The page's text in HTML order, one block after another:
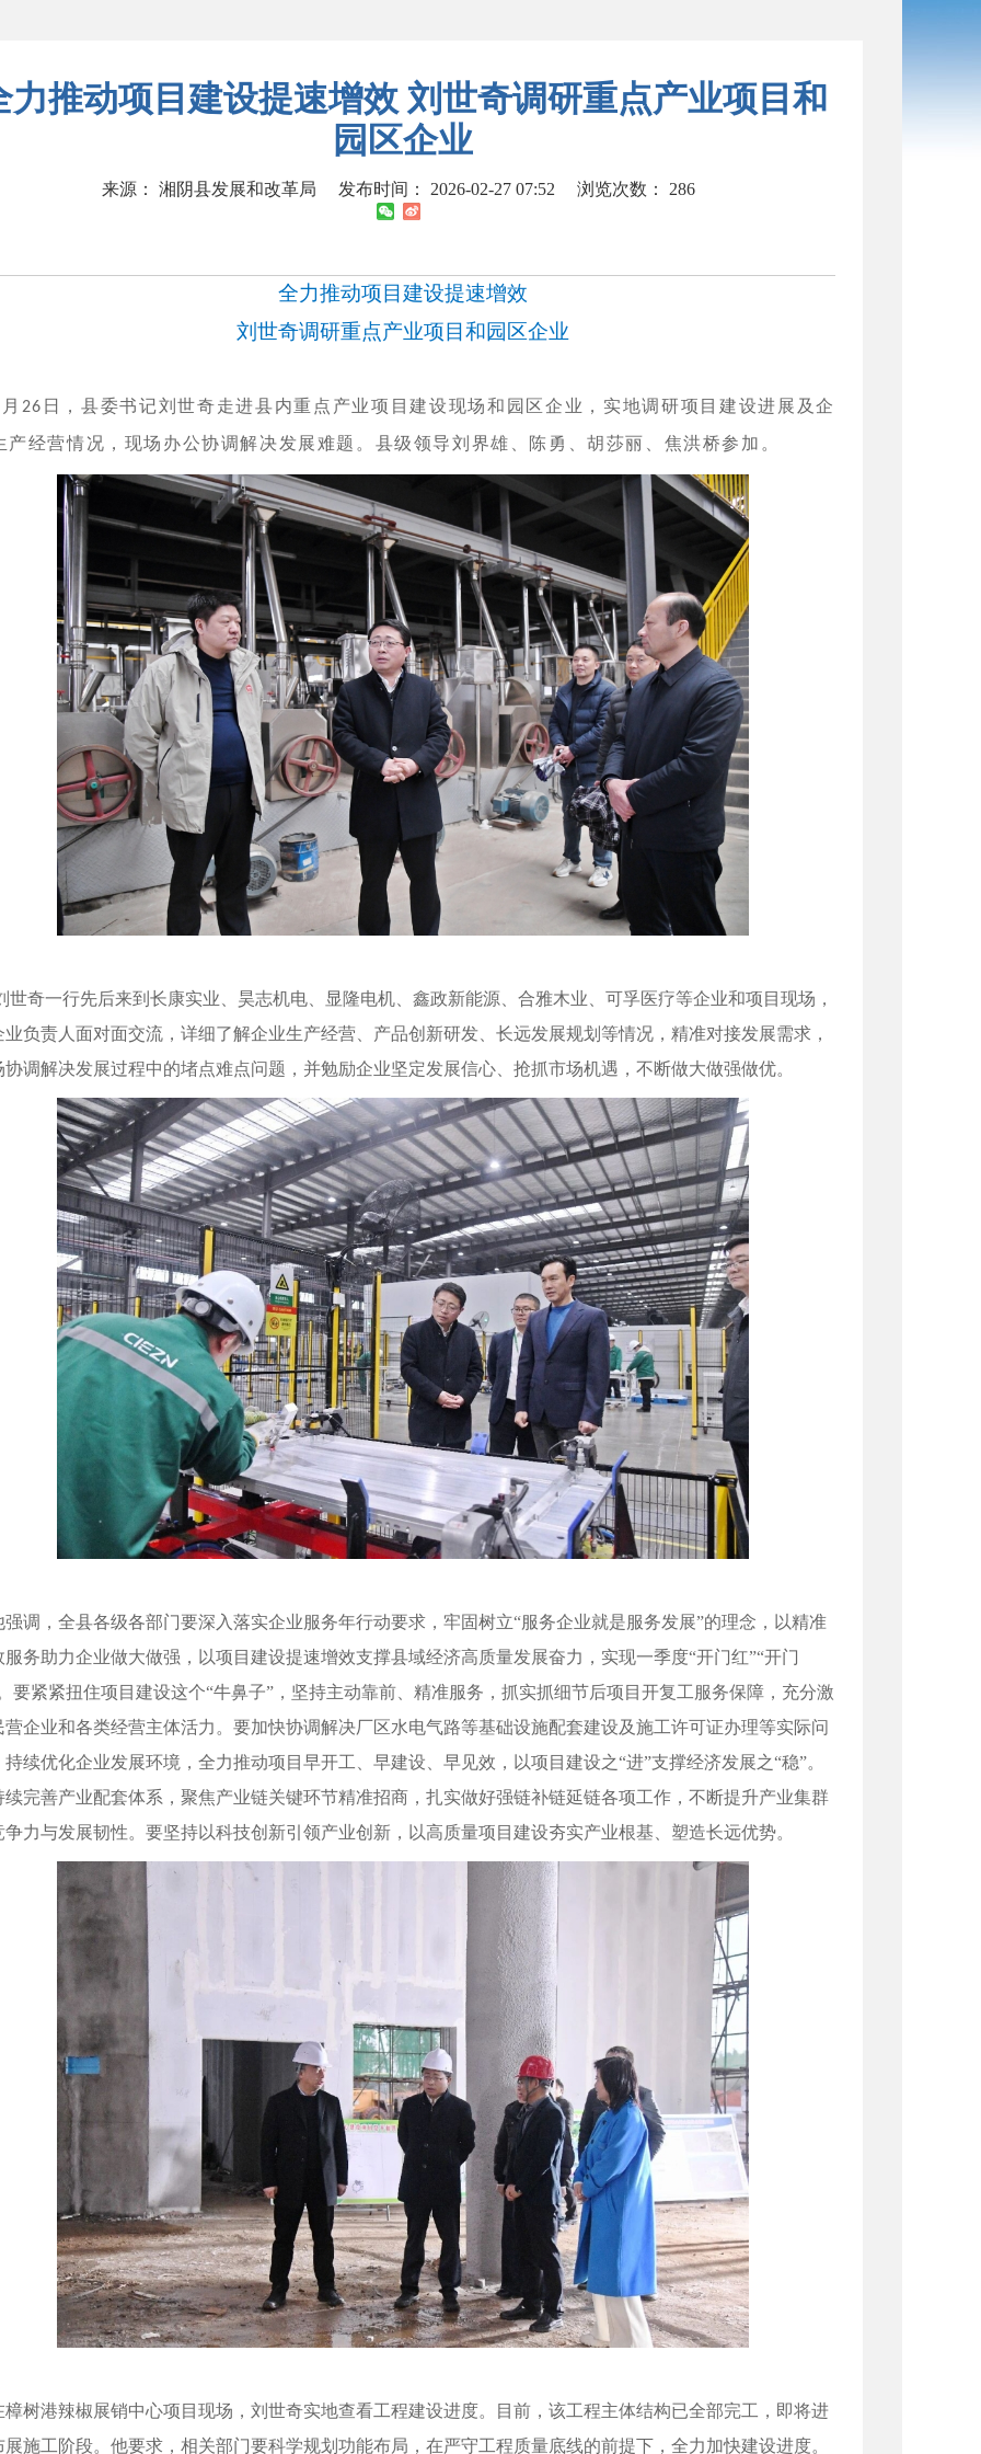
力推动项目建设提速增效 刘世奇调研重点产业项目和
园区企业
来源： 湘阴县发展和改革局 发布时间： 2026-02-27 07:52 浏览次数： 286
全力推动项目建设提速增效
刘世奇调研重点产业项目和园区企业
月 26 日，县委书记刘世奇走进县内重点产业项目建设现场和园区企业，实地调研项目建设进展及企
产经营情况，现场办公协调解决发展难题。县级领导刘界雄、陈勇、胡莎丽、焦洪桥参加。
世奇一行先后来到长康实业、昊志机电、显隆电机、鑫政新能源、合雅木业、 可孚医疗等企业和项目现场，
业负责人面对面交流，详细了解企业生产经营、产品创新研发、长远发展规划等情况，精准对接发展需求，
协调解决发展过程中的堵点难点问题，并勉励企业坚定发展信心、抢抓市场机遇，不断做大做强做优。
调，全县各级各部门要深入落实企业服务年行动要求，牢固树立“服务企业就是服务发展”的理念，以精准
服务助力企业做大做强，以项目建设提速增效支撑县域经济高质量发展奋力，实现一季度“开门红”“开门
要紧紧扭住项目建设这个“牛鼻子”，坚持主动靠前、精准服务，抓实抓细节后项目开复工服务保障，充分激
营企业和各类经营主体活力。要加快协调解决厂区水电气路等基础设施配套建设及施工许可证办理等实际问
持续优化企业发展环境，全力推动项目早开工、早建设、早见效，以项目建设之“进”支撑经济发展之“稳”。
续完善产业配套体系，聚焦产业链关键环节精准招商，扎实做好强链补链延链各项工作，不断提升产业集群
争力与发展韧性。要坚持以科技创新引领产业创新，以高质量项目建设夯实产业根基、塑造长远优势。
树港辣椒展销中心项目现场，刘世奇实地查看工程建设进度。目前，该工程主体结构已全部完工，即将进
展施工阶段。他要求，相关部门要科学规划功能布局，在严守工程质量底线的前提下，全力加快建设进度。